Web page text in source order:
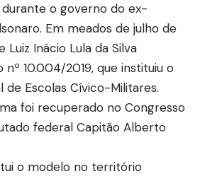
o governo do ex-
Em meados de julho de
Luiz Inácio Lula da Silva
10.004/2019, que instituiu o
de Escolas Cívico-Militares.
foi recuperado no Congresso
federal Capitão Alberto
o modelo no território